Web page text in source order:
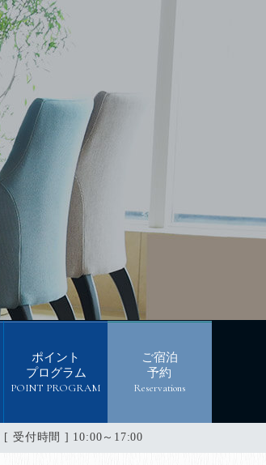
ポイント
プログラム
POINT PROGRAM
ご宿泊
予約
Reservations
[ 受付時間 ] 10:00～17:00
ポイント
プログラム
POINT PROGRAM